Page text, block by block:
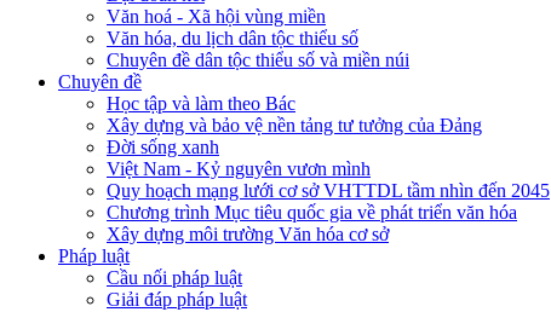
Văn hoá - Xã hội vùng miền
Văn hóa, du lịch dân tộc thiểu số
Chuyên đề dân tộc thiểu số và miền núi
Chuyên đề
Học tập và làm theo Bác
Xây dựng và bảo vệ nền tảng tư tưởng của Đảng
Đời sống xanh
Việt Nam - Kỷ nguyên vươn mình
Quy hoạch mạng lưới cơ sở VHTTDL tầm nhìn đến 2045
Chương trình Mục tiêu quốc gia về phát triển văn hóa
Xây dựng môi trường Văn hóa cơ sở
Pháp luật
Cầu nối pháp luật
Giải đáp pháp luật